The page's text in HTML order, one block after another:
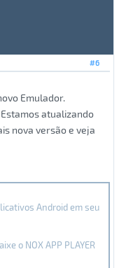
#6
Emulador.
atualizando
nova versão e veja
Android em seu
o NOX APP PLAYER